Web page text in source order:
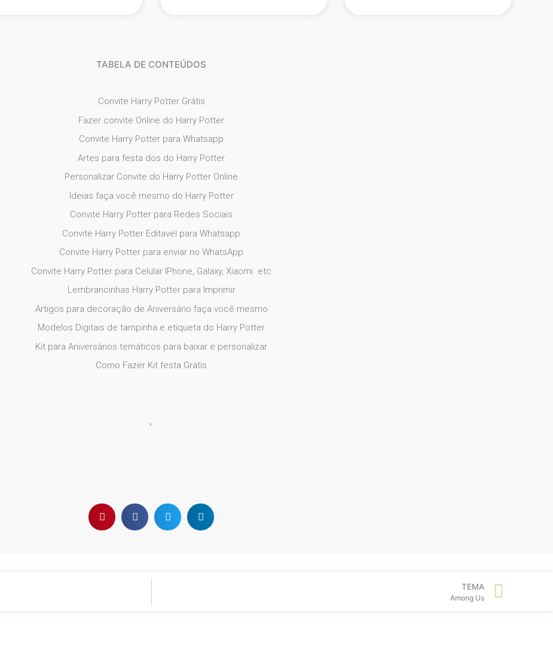
TABELA DE CONTEÚDOS
Convite Harry Potter Grátis
Fazer convite Online do Harry Potter
Convite Harry Potter para Whatsapp
Artes para festa dos do Harry Potter
Personalizar Convite do Harry Potter Online
Ideias faça você mesmo do Harry Potter
Convite Harry Potter para Redes Sociais
Convite Harry Potter Editavel para Whatsapp
Convite Harry Potter para enviar no WhatsApp
Convite Harry Potter para Celular IPhone, Galaxy, Xiaomi etc
Lembrancinhas Harry Potter para Imprimir
Artigos para decoração de Aniversário faça você mesmo
Modelos Digitais de tampinha e etiqueta do Harry Potter
Kit para Aniversários temáticos para baixar e personalizar
Como Fazer Kit festa Grátis
TEMA
Among Us